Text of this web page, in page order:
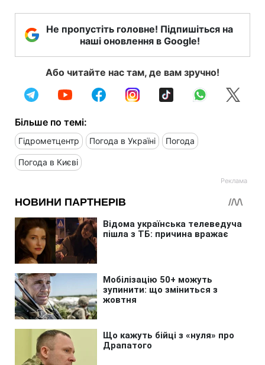
Не пропустіть головне! Підпишіться на
наші оновлення в Google!
Або читайте нас там, де вам зручно!
Більше по темі:
Гідрометцентр Погода в Україні Погода
Погода в Києві